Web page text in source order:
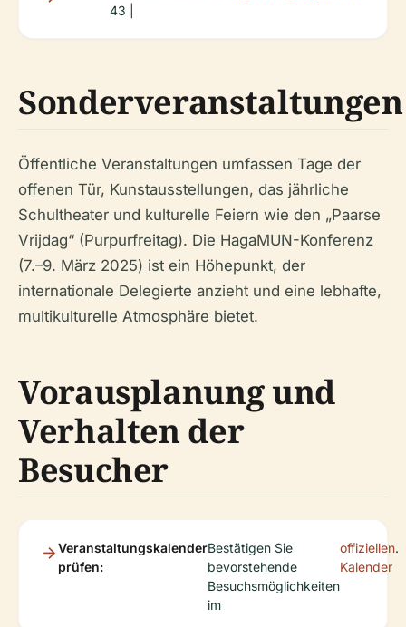
43 |
Sonderveranstaltungen
Öffentliche Veranstaltungen umfassen Tage der
offenen Tür, Kunstausstellungen, das jährliche
Schultheater und kulturelle Feiern wie den „Paarse
Vrijdag“ (Purpurfreitag). Die HagaMUN-Konferenz
(7.–9. März 2025) ist ein Höhepunkt, der
internationale Delegierte anzieht und eine lebhafte,
multikulturelle Atmosphäre bietet.
Vorausplanung und
Verhalten der
Besucher
Veranstaltungskalender
prüfen:
Bestätigen Sie
bevorstehende
Besuchsmöglichkeiten
im
offiziellen
Kalender
.